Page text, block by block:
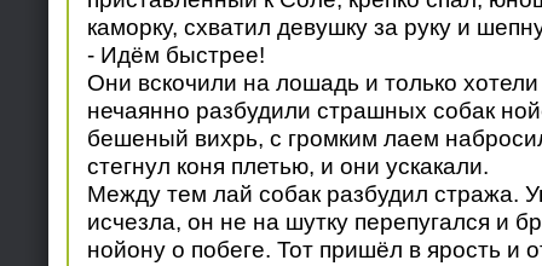
каморку, схватил девушку за руку и
- Идём быстрее!
Они вскочили на лошадь и только хотели
нечаянно разбудили страшных собак
бешеный вихрь, с громким лаем
стегнул коня плетью, и они ускакали.
Между тем лай собак разбудил стража.
исчезла, он не на шутку перепугался и
нойону о побеге. Тот пришёл в ярость и